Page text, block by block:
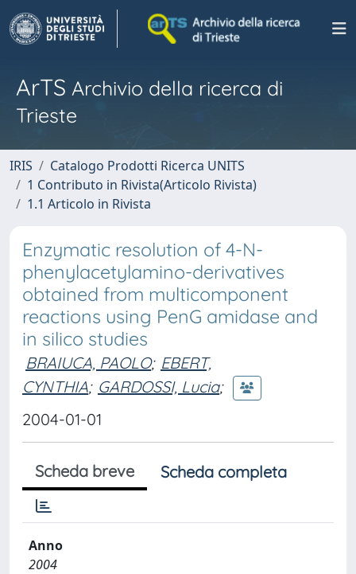
ArTS Archivio della ricerca di
Trieste
IRIS
Catalogo Prodotti Ricerca UNITS
1 Contributo in Rivista(Articolo Rivista)
1.1 Articolo in Rivista
Enzymatic resolution of 4-N-
phenylacetylamino-derivatives
obtained from multicomponent
reactions using PenG amidase and
in silico studies
BRAIUCA, PAOLO; EBERT,
CYNTHIA; GARDOSSI, Lucia;
2004-01-01
Scheda breve Scheda completa
Anno
2004